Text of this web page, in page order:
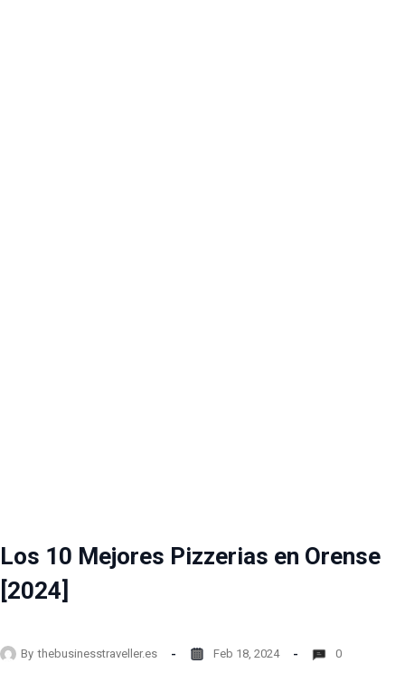
Los 10 Mejores Pizzerias en Orense
[2024]
By thebusinesstraveller.es Feb 18, 2024 0